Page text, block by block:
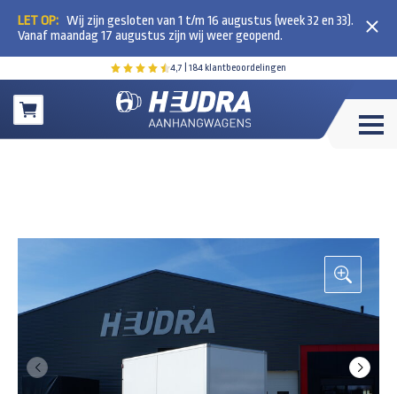
4,7 | 184 klantbeoordelingen
Winkelwagen
LET OP: Wij zijn gesloten van 1 t/m 16 augustus (week 32 en 33).
Vanaf maandag 17 augustus zijn wij weer geopend.